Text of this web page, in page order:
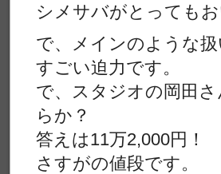
シメサバがとっても
で、メインのような
すごい迫力です。
で、スタジオの岡田
らか？
答えは11万2,000円！
さすがの値段です。